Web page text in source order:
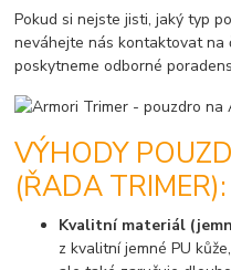
Pokud si nejste jisti, jaký typ
neváhejte nás kontaktovat na
poskytneme odborné
VÝHODY
(ŘADA TRIMER):
Kvalitní materiál
z kvalitní jemné PU